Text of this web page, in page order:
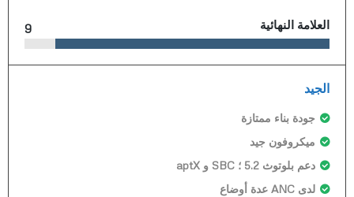
العلامة النهائية 9
الجيد
جودة بناء ممتازة
ميكروفون جيد
دعم بلوتوث 5.2 ؛ SBC و aptX
لدى ANC عدة أوضاع